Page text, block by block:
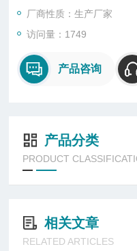
厂商性质：生产厂家
访问量：1749
产品咨询
产品分类
PRODUCT
相关文章
RELATED ARTICLES